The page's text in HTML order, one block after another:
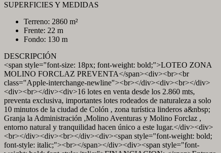
SUPERFICIES Y MEDIDAS
Terreno: 2860 m²
Frente: 22 m
Fondo: 130 m
DESCRIPCIÓN
<span style="font-size: 18px; font-weight: bold;">LOTEO ZONA
MOLINO FORCLAZ PREVENTA</span><div><br><br
class="Apple-interchange-newline"><br></div><div><br></div>
<div><br></div><div>16 lotes en venta desde los 2.860 mts,
preventa exclusiva, importantes lotes rodeados de naturaleza a solo
10 minutos de la ciudad de Colón , zona turística linderos a&nbsp;
Granja la Administración ,Molino Aventuras y Molino Forclaz ,
entorno natural y tranquilidad hacen único a este lugar.</div><div>
<br></div><div><br></div><div><span style="font-weight: bold;
font-style: italic;"><br></span></div><div><span style="font-